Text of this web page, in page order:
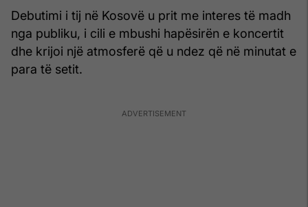
Debutimi i tij në Kosovë u prit me interes të madh
nga publiku, i cili e mbushi hapësirën e koncertit
dhe krijoi një atmosferë që u ndez që në minutat e
para të setit.